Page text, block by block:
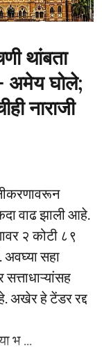
थांबता
अमेय घोले;
नाराजी
वाढ झाली आहे.
२ कोटी ८९
अवघ्या सहा
अखेर हे टेंडर रद्द
भ ...